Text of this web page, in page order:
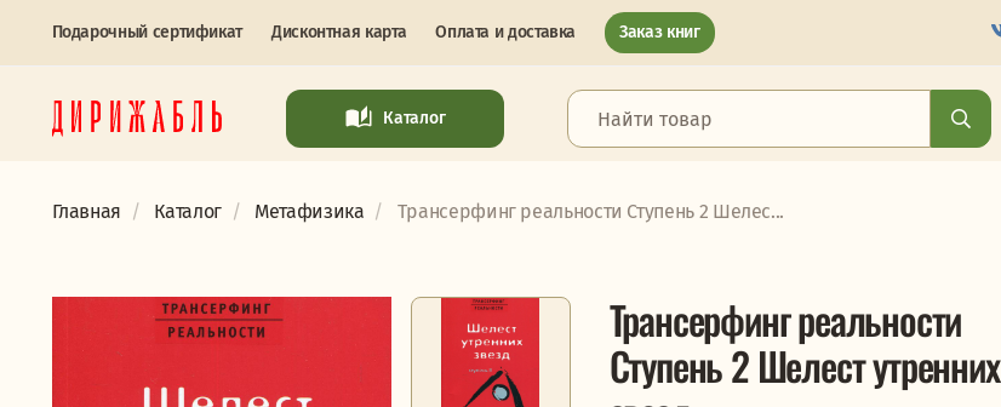
Подарочный сертификат Дисконтная карта Оплата и доставка Заказ книг
Каталог
Главная Каталог Метафизика Трансерфинг реальности Ступень 2 Шелес...
Трансерфинг реальности
Ступень 2 Шелест утренних